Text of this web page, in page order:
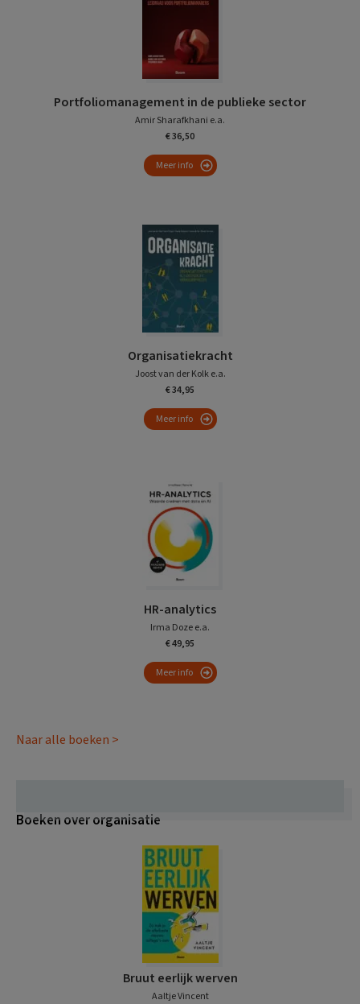
Portfoliomanagement in de publieke sector
Amir Sharafkhani e.a.
€ 36,50
Meer info
Organisatiekracht
Joost van der Kolk e.a.
€ 34,95
Meer info
HR-analytics
Irma Doze e.a.
€ 49,95
Meer info
Naar alle boeken >
Boeken over organisatie
Bruut eerlijk werven
Aaltje Vincent